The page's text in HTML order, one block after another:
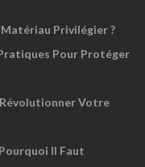
Privilégier ?
Pour Protéger
Votre
Il Faut